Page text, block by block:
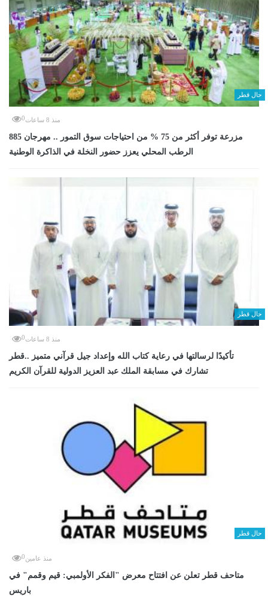
حال قطر
منذ 8 ساعات 0
885 مزرعة توفر أكثر من 75 % من احتياجات سوق التمور .. مهرجان
الرطب المحلي يعزز حضور النخلة في الذاكرة الوطنية
حال قطر
منذ 8 ساعات 0
تأكيدًا لرسالتها في رعاية كتاب الله وإعداد جيل قرآني متميز ..قطر
تشارك في مسابقة الملك عبد العزيز الدولية للقرآن الكريم
حال قطر
منذ عامين0
متاحف قطر تعلن عن افتتاح معرض "الفكر الأولمبي: قيم وقمم" في
باريس